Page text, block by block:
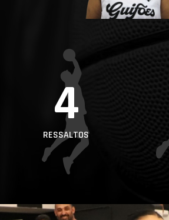
MASCULINA
LIGA BETCLIC
FEMININA4
RESSALTOS